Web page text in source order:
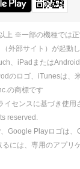
上 ※一部の機種では
外部サイト）が起動
、iPadまたは
のロゴ、iTunesは、
の商標です
センスに基づき使用
reserved.
Google Playロゴは、
には、専用のアプリ